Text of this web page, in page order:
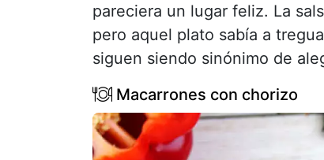
pareciera un lugar feliz. La
pero aquel plato sabía a
siguen siendo sinónimo de
Macarrones con chorizo